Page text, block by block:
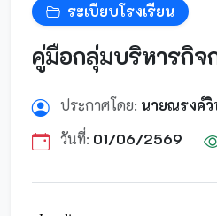
ระเบียบโรงเรียน
คู่มือกลุ่มบริหารกิจ
ประกาศโดย: นายณรงค์
วันที่: 01/06/2569